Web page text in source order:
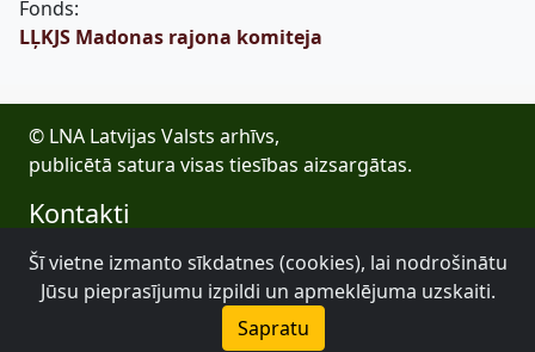
Fonds:
LĻKJS Madonas rajona komiteja
© LNA Latvijas Valsts arhīvs,
publicētā satura visas tiesības aizsargātas.
Kontakti
E-pasts: lva@arhivi.gov.lv
Tālrunis: +371 20027447
Bezdelīgu 1A, Rīga
Šī vietne izmanto sīkdatnes (cookies), lai nodrošinātu
Jūsu pieprasījumu izpildi un apmeklējuma uzskaiti.
Sapratu